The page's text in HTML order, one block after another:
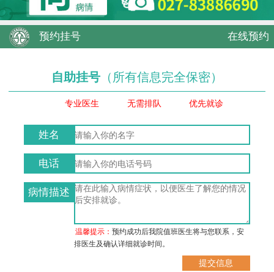
预约挂号 在线预约
自助挂号 （所有信息完全保密）
专业医生 无需排队 优先就诊
姓名
电话
病情描述
温馨提示：预约成功后我院值班医生将与您联系，安
排医生及确认详细就诊时间。